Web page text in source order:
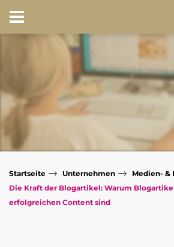
Startseite → Unternehmen → Medien-
Die Kraft der Blogartikel: Warum
erfolgreichen Content sind